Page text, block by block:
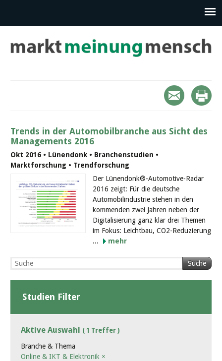
Trends in der Automobilbranche aus Sicht des
Managements 2016
Okt 2016 • Lünendonk • Branchenstudien •
Marktforschung • Trendforschung
Der Lünendonk®-Automotive-Radar
2016 zeigt: Für die deutsche
Automobilindustrie stehen in den
kommenden zwei Jahren neben der
Digitalisierung ganz klar drei Themen
im Fokus: Leichtbau, CO2-Reduzierung
...
mehr
Suche
Studien Filter
Aktive Auswahl ( 1 Treffer )
Branche & Thema
Online & IKT & Elektronik ×